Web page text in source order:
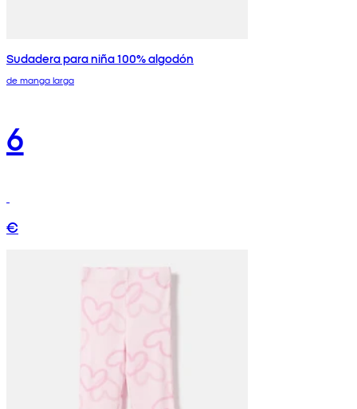
Sudadera para niña 100% algodón
de manga larga
6
€